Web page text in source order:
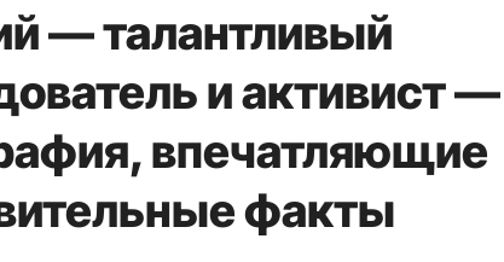
— талантливый
и активист —
впечатляющие
факты